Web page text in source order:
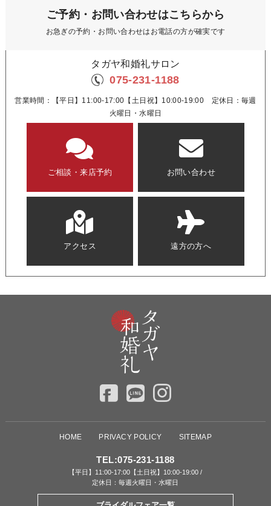
ご予約・お問い合わせはこちらから
お急ぎの予約・お問い合わせはお電話の方が確実です
タガヤ和婚礼サロン
075-231-1188
営業時間：【平日】11:00-17:00【土日祝】10:00-19:00 定休日：毎週
火曜日・水曜日
ご相談・来店予約 お問い合わせ
アクセス 遠方の方へ
HOME PRIVACY POLICY SITEMAP
TEL:075-231-1188
【平日】11:00-17:00【土日祝】10:00-19:00 /
定休日：毎週火曜日・水曜日